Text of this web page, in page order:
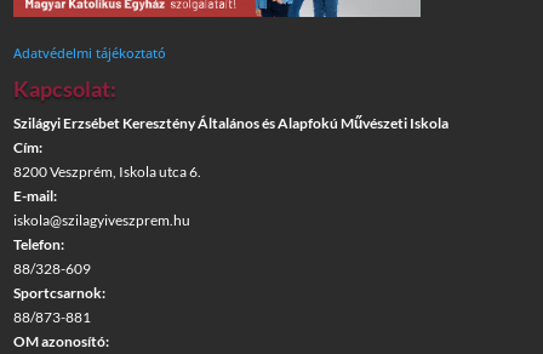
Adatvédelmi tájékoztató
Kapcsolat:
Szilágyi Erzsébet Keresztény Általános és Alapfokú Művészeti Iskola
Cím:
8200 Veszprém, Iskola utca 6.
E-mail:
iskola@szilagyiveszprem.hu
Telefon:
88/328-609
Sportcsarnok:
88/873-881
OM azonosító: